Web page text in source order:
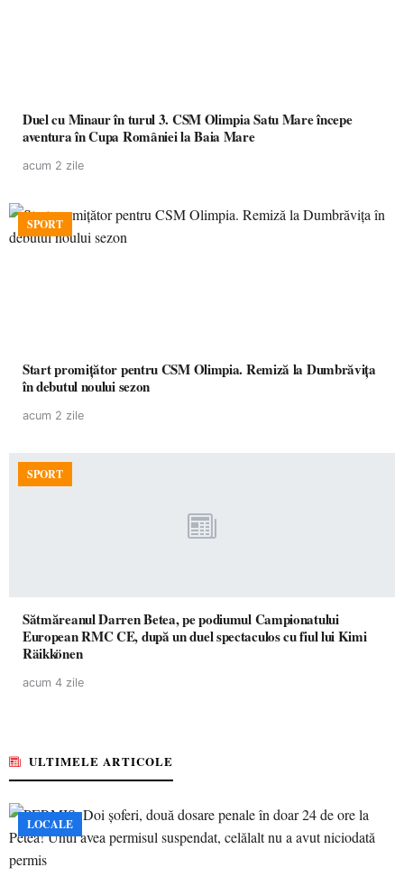
Duel cu Minaur în turul 3. CSM Olimpia Satu Mare începe
aventura în Cupa României la Baia Mare
acum 2 zile
SPORT
Start promițător pentru CSM Olimpia. Remiză la Dumbrăvița
în debutul noului sezon
acum 2 zile
SPORT
Sătmăreanul Darren Betea, pe podiumul Campionatului
European RMC CE, după un duel spectaculos cu fiul lui Kimi
Räikkönen
acum 4 zile
ULTIMELE ARTICOLE
LOCALE